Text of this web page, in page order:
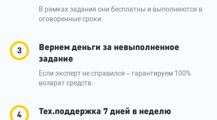
В рамках задания они бесплатны и выполняются в
оговоренные сроки.
Вернем деньги за невыполненное
задание
Если эксперт не справился – гарантируем 100%
возврат средств.
Тех.поддержка 7 дней в неделю